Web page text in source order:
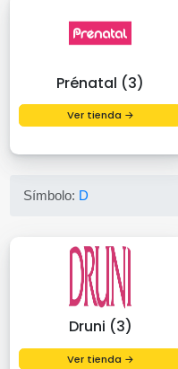
Prénatal (3)
Ver tienda →
Símbolo: D
Druni (3)
Ver tienda →